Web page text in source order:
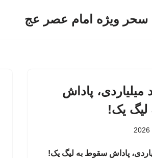
سحر ویژه امام عصر عج
پاداش
یک!
پاداش سقوط به لیگ یک!